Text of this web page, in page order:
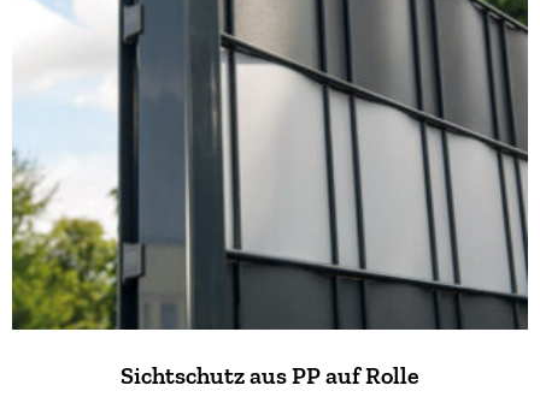
Sichtschutz aus PP auf Rolle